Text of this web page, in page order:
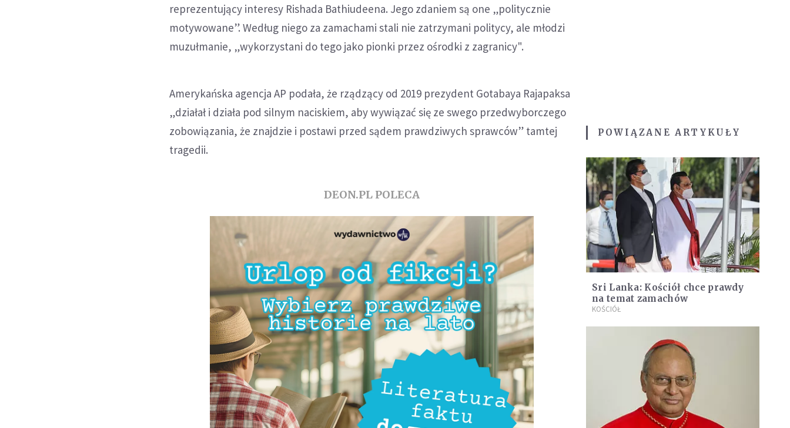
reprezentujący interesy Rishada Bathiudeena. Jego zdaniem są one „politycznie
motywowane”. Według niego za zamachami stali nie zatrzymani politycy, ale młodzi
muzułmanie, „wykorzystani do tego jako pionki przez ośrodki z zagranicy".
Amerykańska agencja AP podała, że rządzący od 2019 prezydent Gotabaya Rajapaksa
„działał i działa pod silnym naciskiem, aby wywiązać się ze swego przedwyborczego
zobowiązania, że znajdzie i postawi przed sądem prawdziwych sprawców” tamtej
tragedii.
DEON.PL POLECA
POWIĄZANE ARTYKUŁY
Sri Lanka: Kościół chce prawdy
na temat zamachów
KOŚCIÓŁ